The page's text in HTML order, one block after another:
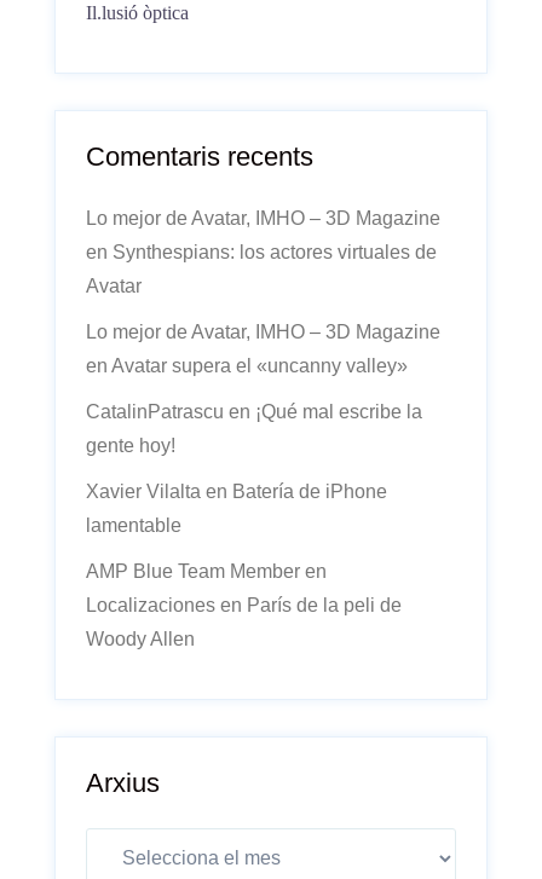
Il.lusió òptica
Comentaris recents
Lo mejor de Avatar, IMHO – 3D Magazine
en Synthespians: los actores virtuales de
Avatar
Lo mejor de Avatar, IMHO – 3D Magazine
en Avatar supera el «uncanny valley»
CatalinPatrascu en ¡Qué mal escribe la
gente hoy!
Xavier Vilalta en Batería de iPhone
lamentable
AMP Blue Team Member en
Localizaciones en París de la peli de
Woody Allen
Arxius